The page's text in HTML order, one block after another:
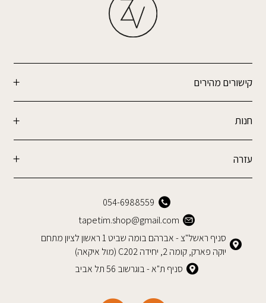
קישורים מהירים
חנות
עזרה
054-6988559
tapetim.shop@gmail.com
סניף ראשל"צ - אברהם בומה שביט 1 ראשון לציון מתחם
יוקה פארק, קומה 2, יחידה C202 (מול איקאה)
סניף ת"א - בוגרשוב 56 תל אביב